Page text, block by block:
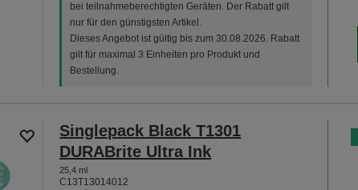
bei teilnahmeberechtigten Geräten. Der Rabatt gilt
nur für den günstigsten Artikel.
Dieses Angebot ist gültig bis zum 30.08.2026. Rabatt
gilt für maximal 3 Einheiten pro Produkt und
Bestellung.
Singlepack Black T1301
DURABrite Ultra Ink
25,4 ml
C13T13014012